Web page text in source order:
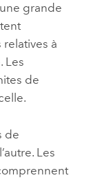
grande
à
Les
de
de
Les